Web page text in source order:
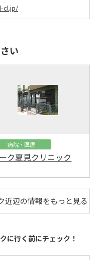
cl.jp/
い
病院・医療
ク夏見クリニック
近辺の情報をもっと見る
に行く前にチェック！